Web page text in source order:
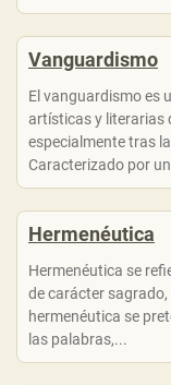
Vanguardismo
El vanguardismo es
artísticas y literarias
especialmente tras
Caracterizado por
Hermenéutica
Hermenéutica se
de carácter
hermenéutica se
las palabras,...